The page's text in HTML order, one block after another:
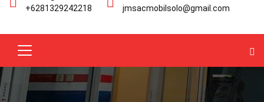
+6281329242218
jmsacmobilsolo@gmail.com